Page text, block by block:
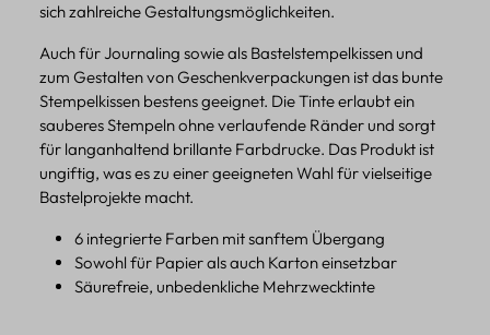
sich zahlreiche Gestaltungsmöglichkeiten.
Auch für Journaling sowie als Bastelstempelkissen und
zum Gestalten von Geschenkverpackungen ist das bunte
Stempelkissen bestens geeignet. Die Tinte erlaubt ein
sauberes Stempeln ohne verlaufende Ränder und sorgt
für langanhaltend brillante Farbdrucke. Das Produkt ist
ungiftig, was es zu einer geeigneten Wahl für vielseitige
Bastelprojekte macht.
6 integrierte Farben mit sanftem Übergang
Sowohl für Papier als auch Karton einsetzbar
Säurefreie, unbedenkliche Mehrzwecktinte